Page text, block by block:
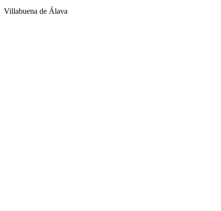
Villabuena de Álava